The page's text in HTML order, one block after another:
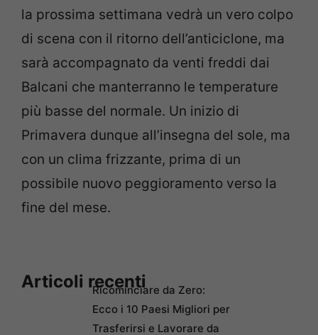
la prossima settimana vedrà un vero colpo
di scena con il ritorno dell’anticiclone, ma
sarà accompagnato da venti freddi dai
Balcani che manterranno le temperature
più basse del normale. Un inizio di
Primavera dunque all’insegna del sole, ma
con un clima frizzante, prima di un
possibile nuovo peggioramento verso la
fine del mese.
Articoli recentiRicominciare da Zero:
Ecco i 10 Paesi Migliori per
Trasferirsi e Lavorare da